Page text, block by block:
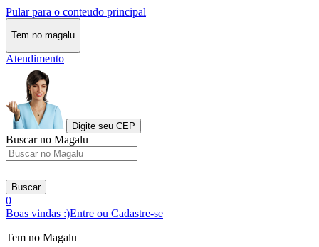
Pular para o conteudo principal
Tem no magalu
Atendimento
Digite seu CEP
Buscar no Magalu
Buscar
0
Boas vindas :)Entre ou Cadastre-se
Tem no Magalu